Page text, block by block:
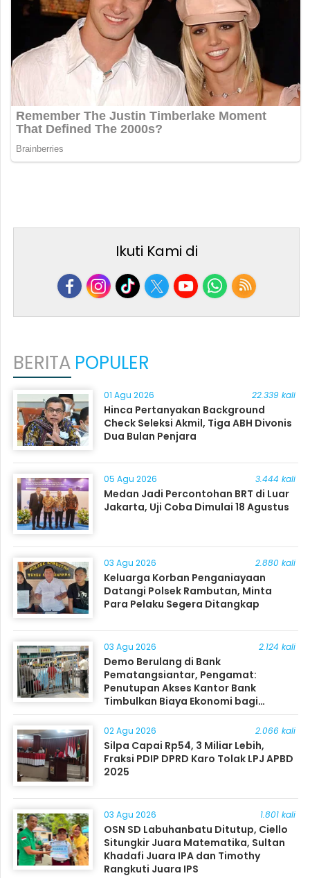
Ikuti Kami di
BERITA POPULER
01 Agu 2026 22.339 kali
Hinca Pertanyakan Background
Check Seleksi Akmil, Tiga ABH Divonis
Dua Bulan Penjara
05 Agu 2026 3.444 kali
Medan Jadi Percontohan BRT di Luar
Jakarta, Uji Coba Dimulai 18 Agustus
03 Agu 2026 2.880 kali
Keluarga Korban Penganiayaan
Datangi Polsek Rambutan, Minta
Para Pelaku Segera Ditangkap
03 Agu 2026 2.124 kali
Demo Berulang di Bank
Pematangsiantar, Pengamat:
Penutupan Akses Kantor Bank
Timbulkan Biaya Ekonomi bagi
Masyarakat
02 Agu 2026 2.066 kali
Silpa Capai Rp54, 3 Miliar Lebih,
Fraksi PDIP DPRD Karo Tolak LPJ APBD
2025
03 Agu 2026 1.801 kali
OSN SD Labuhanbatu Ditutup, Ciello
Situngkir Juara Matematika, Sultan
Khadafi Juara IPA dan Timothy
Rangkuti Juara IPS